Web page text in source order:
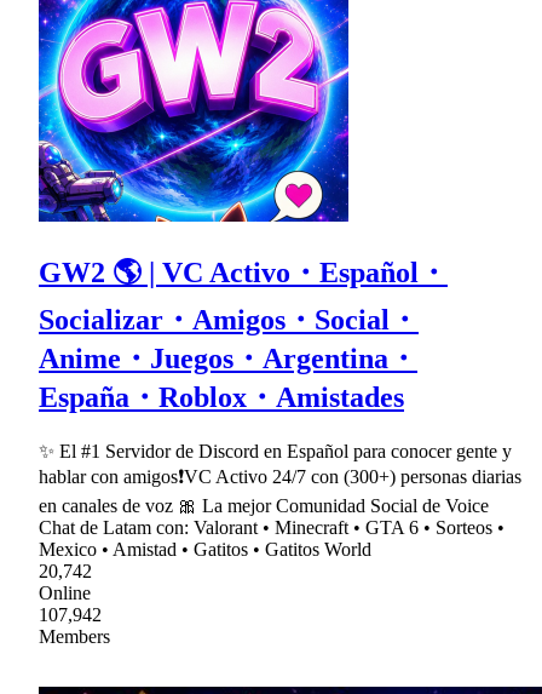
GW2 🌎 | VC Activo・Español・
Socializar・Amigos・Social・
Anime・Juegos・Argentina・
España・Roblox・Amistades
✨ El #1 Servidor de Discord en Español para conocer gente y
hablar con amigos❗VC Activo 24/7 con (300+) personas diarias
en canales de voz 🎀 La mejor Comunidad Social de Voice
Chat de Latam con: Valorant • Minecraft • GTA 6 • Sorteos •
Mexico • Amistad • Gatitos • Gatitos World
20,742
Online
107,942
Members